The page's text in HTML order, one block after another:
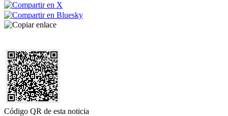
Código QR de esta noticia